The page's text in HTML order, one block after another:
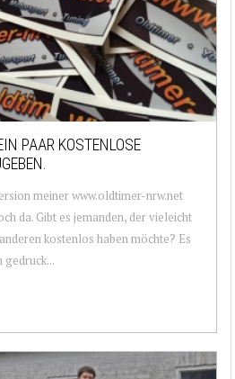
PAAR KOSTENLOSE
meiner www.oldtimer-nrw.net
da. Gibt es jemanden, der vieleicht
kostenlos haben möchte? Es
gedruck...